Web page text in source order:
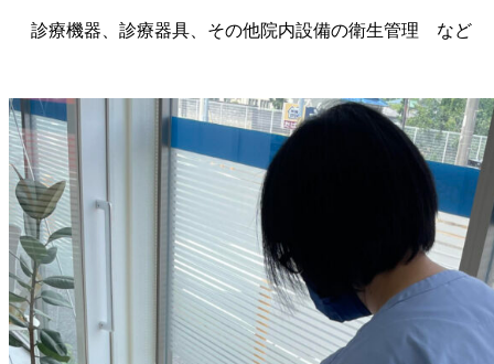
診療機器、診療器具、その他院内設備の衛生管理 など